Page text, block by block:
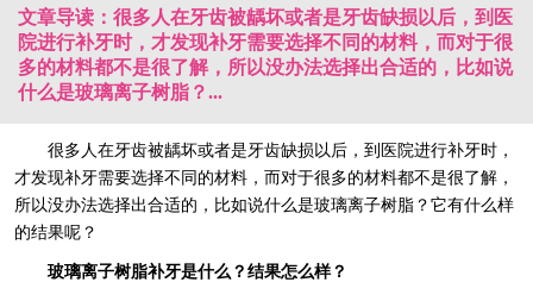
文章导读：很多人在牙齿被龋坏或者是牙齿缺损以后，到医
院进行补牙时，才发现补牙需要选择不同的材料，而对于很
多的材料都不是很了解，所以没办法选择出合适的，比如说
什么是玻璃离子树脂？...
很多人在牙齿被龋坏或者是牙齿缺损以后，到医院进行补牙时，
才发现补牙需要选择不同的材料，而对于很多的材料都不是很了解，
所以没办法选择出合适的，比如说什么是玻璃离子树脂？它有什么样
的结果呢？
玻璃离子树脂补牙是什么？结果怎么样？